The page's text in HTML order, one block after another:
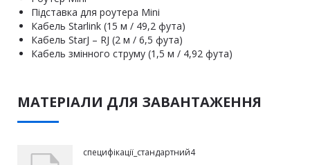
Підставка для роутера Mini
Кабель Starlink (15 м / 49,2 фута)
Кабель StarJ – RJ (2 м / 6,5 фута)
Кабель змінного струму (1,5 м / 4,92 фута)
МАТЕРІАЛИ ДЛЯ ЗАВАНТАЖЕННЯ
cпецифікації_стандартний4